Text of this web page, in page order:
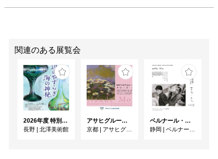
関連のある展覧会
2026年度 特別展「ガレとドーム、アール･ヌーヴォーのガラス 水辺のやすらぎ、海の神秘」
長野 | 北澤美術館
アサヒグループ大山崎山荘美術館 開館30周年記念展「没後100年 クロード・モネ」
京都 | アサヒグループ大山崎山荘美術館
ベルナール・ビュフェと写真 ーカメラがとらえたビュフェとその時代、そして21 世紀へ
静岡 | ベルナール・ビュフェ美術館